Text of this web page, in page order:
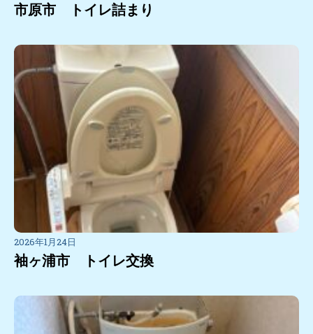
市原市 トイレ詰まり
袖ヶ浦市 トイレ交換
2026年1月24日